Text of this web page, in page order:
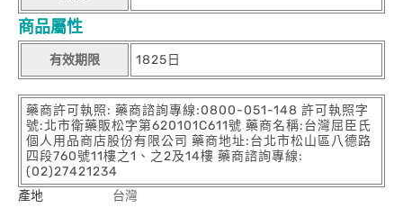
商品屬性
有效期限 1825日
藥商許可執照: 藥商諮詢專線:0800-051-148 許可執照字
號:北市衛藥販松字第620101C611號 藥商名稱:台灣屈臣氏
個人用品商店股份有限公司 藥商地址:台北市松山區八德路
四段760號11樓之1、之2及14樓 藥商諮詢專線:
(02)27421234
產地
台灣